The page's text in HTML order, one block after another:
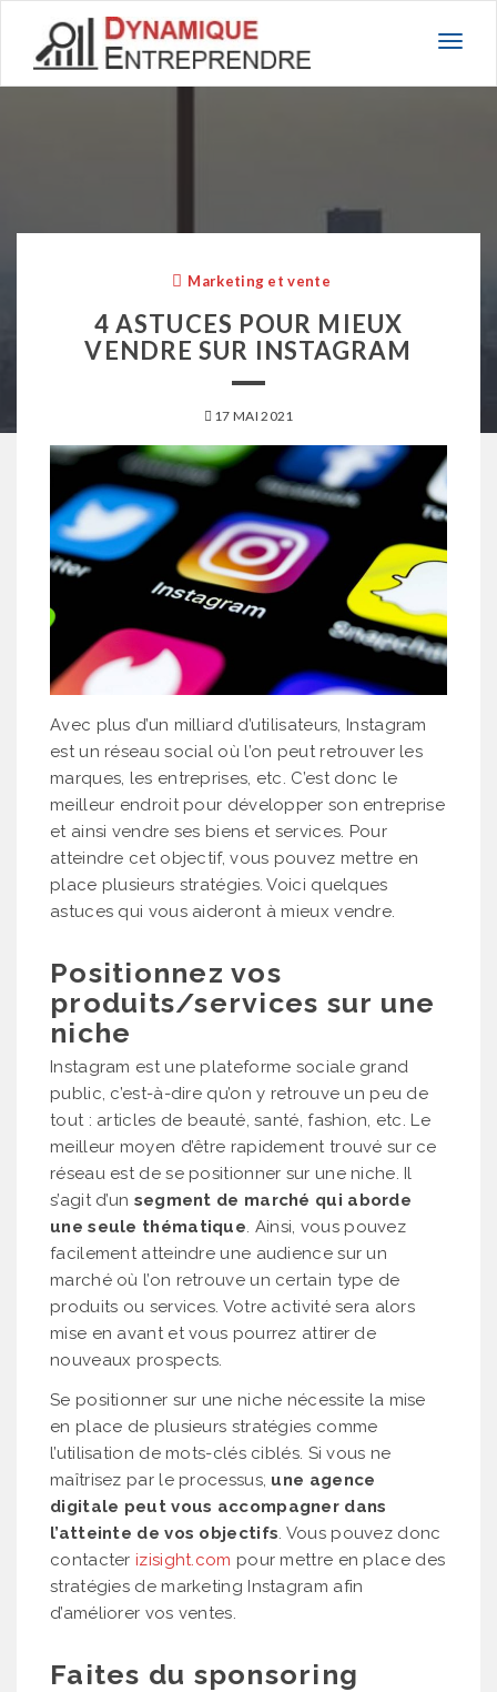
Marketing et vente
4 ASTUCES POUR MIEUX
VENDRE SUR INSTAGRAM
17 MAI 2021
Avec plus d’un milliard d’utilisateurs, Instagram
est un réseau social où l’on peut retrouver les
marques, les entreprises, etc. C’est donc le
meilleur endroit pour développer son entreprise
et ainsi vendre ses biens et services. Pour
atteindre cet objectif, vous pouvez mettre en
place plusieurs stratégies. Voici quelques
astuces qui vous aideront à mieux vendre.
Positionnez vos
produits/services sur une
niche
Instagram est une plateforme sociale grand
public, c’est-à-dire qu’on y retrouve un peu de
tout : articles de beauté, santé, fashion, etc. Le
meilleur moyen d’être rapidement trouvé sur ce
réseau est de se positionner sur une niche. Il
s’agit d’un segment de marché qui aborde
une seule thématique. Ainsi, vous pouvez
facilement atteindre une audience sur un
marché où l’on retrouve un certain type de
produits ou services. Votre activité sera alors
mise en avant et vous pourrez attirer de
nouveaux prospects.
Se positionner sur une niche nécessite la mise
en place de plusieurs stratégies comme
l’utilisation de mots-clés ciblés. Si vous ne
maîtrisez par le processus, une agence
digitale peut vous accompagner dans
l’atteinte de vos objectifs. Vous pouvez donc
contacter izisight.com pour mettre en place des
stratégies de marketing Instagram afin
d’améliorer vos ventes.
Faites du sponsoring